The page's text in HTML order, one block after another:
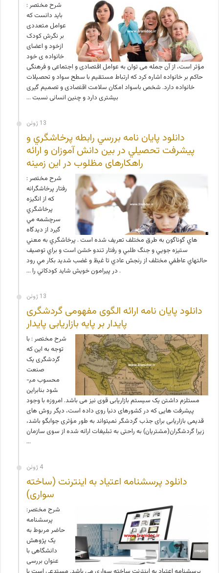
شرح مختصر :
باید دانست که
عوامل متعددی
بر نگرش کودک
ازخود و اعضای
خانواده ی خود
مؤثر است، از آن جمله می توان به عوامل اقتصادی و اجتماعی و فرهنگی
حاکم بر خانواده اشاره کرد که ارتباط مستقیم با سطح سواد و تحصیلات
خانواده دارد. شخص باسواد امکان سلامت اقتصادی و تصمیم گیری
بیشتری دارد و چنین انسانی نسبت …
13 ژوئن
دانلود پایان نامه بررسي رابطه پرخاشگري و
پيشرفت تحصيلي در بين دانش آموزان و ارائه
راهکارهای مظلوب در این زمینه
شرح مختصر :
رفتار پرخاشگرانه
که از انگيزه
پرخاشگري
سرچشمه مي
گيرد از ديدگاه
هاي گوناگون به طرق مختلف تعريف شده است . پرخاشگري به معني
ستيزه جويي و جنگ طلبي و رفتار تندو خشن است و براي توصيف
حالتهاي عاطفي مختلف از رنجش عادي تا غيظ و غضب شديد بکار مي رود
. در پيرامون خويش شايد کودکاني را …
13 ژوئن
دانلود پایان نامه ارائه الگوی مفهومی گردشگری
پایدار بر پایه بازاریابی پایدار
شرح مختصر : با
توجه به این که
گردشگری یک
صنعت
محسوب می­
شود بنابراین
مستلزم داشتن یک سیستم بازاریابی قوی نیز می باشد. امروزه با وجود
پیشرفت هایی که در کشورهای دنیا روی داده است، دیگر روش های
قدیمی بازاریابی برای جذب گردشگر نمی­تواند به طور مؤثری جوابگو باشد،
زیرا گردشگران(مشتریان) به راحتی به تبلیغات ارائه شده از سوی سازمان
…
4 ژوئن
دانلود پرسشنامه اعتیاد به اینترنت (ساخته
سواری)
شرح مختصر:
پرسشنامه
حاضر مربوط به
یک پژوهش
دانشگاهی با
عنوان بررسی